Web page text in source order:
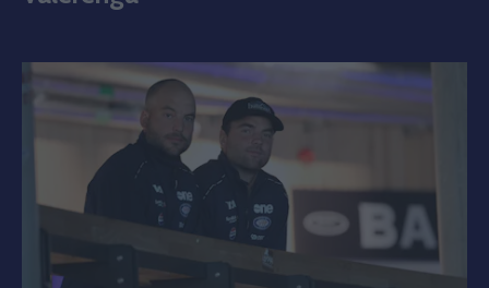
Dette er Westerholm-tvillingene. Publisert 2026-08-05